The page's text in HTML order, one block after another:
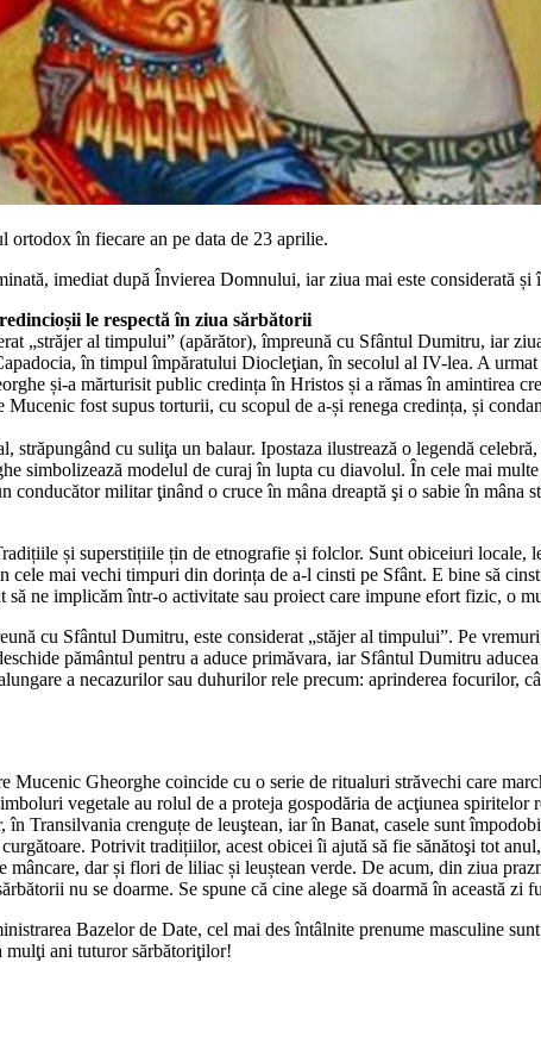
ortodox în fiecare an pe data de 23 aprilie.
imediat după Învierea Domnului, iar ziua mai este considerată și
le respectă în ziua sărbătorii
„străjer al timpului” (apărător), împreună cu Sfântul Dumitru, iar
în timpul împăratului Diocleţian, în secolul al IV-lea. A
și-a mărturisit public credința în Hristos și a rămas în amintirea
fost supus torturii, cu scopul de a-și renega credința, și
străpungând cu suliţa un balaur. Ipostaza ilustrează o legendă
simbolizează modelul de curaj în lupta cu diavolul. În cele mai
conducător militar ţinând o cruce în mâna dreaptă şi o sabie în mâna
și superstițiile țin de etnografie și folclor. Sunt obiceiuri locale,
cele mai vechi timpuri din dorința de a-l cinsti pe Sfânt. E bine să
să ne implicăm într-o activitate sau proiect care impune efort fizic, o
cu Sfântul Dumitru, este considerat „stăjer al timpului”. Pe
pământul pentru a aduce primăvara, iar Sfântul Dumitru
a necazurilor sau duhurilor rele precum: aprinderea focurilor,
Mucenic Gheorghe coincide cu o serie de ritualuri străvechi care
vegetale au rolul de a proteja gospodăria de acţiunea
în Transilvania crenguțe de leuştean, iar în Banat, casele sunt
Potrivit tradițiilor, acest obicei îi ajută să fie sănătoşi tot
mâncare, dar și flori de liliac și leuștean verde. De acum, din ziua
nu se doarme. Se spune că cine alege să doarmă în această zi
Bazelor de Date, cel mai des întâlnite prenume masculine
mulţi ani tuturor sărbătoriţilor!